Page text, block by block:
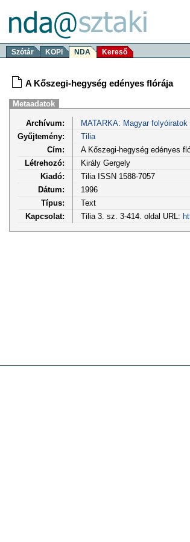
Szótár KOPI NDA Kereső
A Kőszegi-hegység edényes flórája
Metaadatok
Archívum:
MATARKA: Magyar
Gyűjtemény:
Tilia
Cím:
A Kőszegi-hegység edényes
Létrehozó:
Király Gergely
Kiadó:
Tilia ISSN 1588-7057
Dátum:
1996
Típus:
Text
Kapcsolat:
Tilia 3. sz. 3-414. oldal URL: